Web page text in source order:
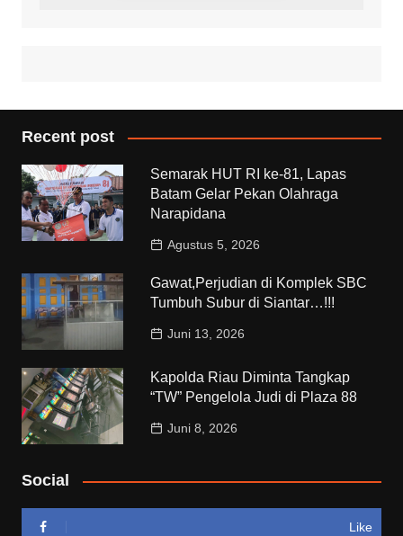
Recent post
Semarak HUT RI ke-81, Lapas
Batam Gelar Pekan Olahraga
Narapidana
Agustus 5, 2026
Gawat,Perjudian di Komplek SBC
Tumbuh Subur di Siantar…!!!
Juni 13, 2026
Kapolda Riau Diminta Tangkap
“TW” Pengelola Judi di Plaza 88
Juni 8, 2026
Social
Like